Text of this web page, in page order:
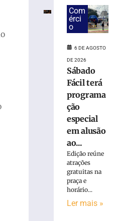
tráfico
atender
ocorrência
violência
doméstica
Com
érci
o
6 DE AGOSTO
DE 2026
Sábado
Fácil terá
programa
ção
especial
em alusão
ao...
Edição reúne
atrações
gratuitas na
praça e
horário...
Ler mais »